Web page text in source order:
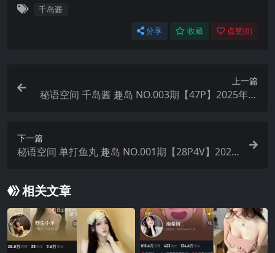
千岛酱
分享 收藏 点赞(0)
上一篇
秘语空间 千岛酱 趣岛 NO.003期【47P】2025年最
下一篇
秘语空间 单打鱼丸 趣岛 NO.001期【28P4V】2025
相关文章